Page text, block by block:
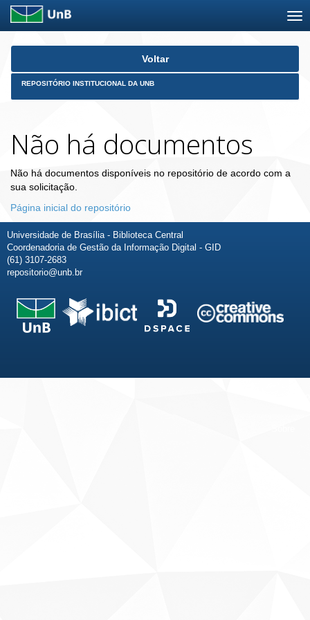
Skip
Voltar
REPOSITÓRIO INSTITUCIONAL DA UNB
Não há documentos
Não há documentos disponíveis no repositório de acordo com a
sua solicitação.
Página inicial do repositório
Universidade de Brasília - Biblioteca Central
Coordenadoria de Gestão da Informação Digital - GID
(61) 3107-2683
repositorio@unb.br